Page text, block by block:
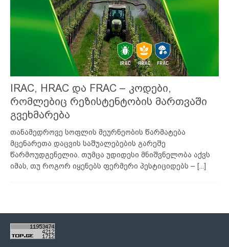
IRAC, HRAC და FRAC – კოდები,
რომლებიც რეზისტენტობის მართვაში
გვეხმარება
თანამედროვე სოფლის მეურნეობის წარმატება
მცენარეთა დაცვის საშუალებების გარეშე
წარმოუდგენელია. თუმცა უდიდესი მნიშვნელობა აქვს
იმას, თუ როგორ იყენებს ფერმერი პესტიციდებს – [...]